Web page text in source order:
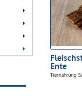
Ente
Tiernahrung